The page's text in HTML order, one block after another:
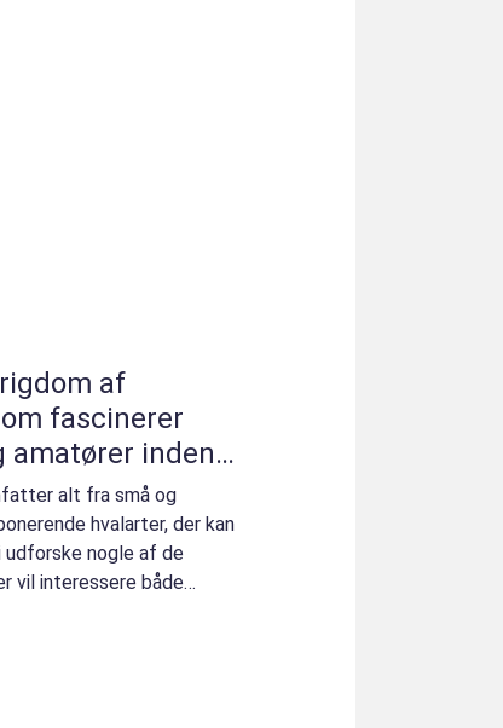
af
fascinerer
amatører inden
alt fra små og
hvalarter, der kan
udforske nogle af de
vil interessere både